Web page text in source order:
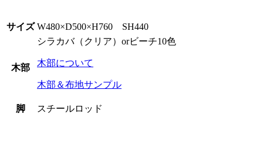
サイズ W480×D500×H760 SH440
木部
シラカバ（クリア）orビーチ10色
木部について
木部＆布地サンプル
脚 スチールロッド